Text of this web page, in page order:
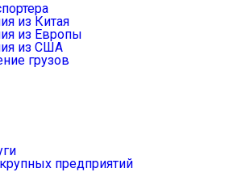
из Китая
из Европы
из США
грузов
предприятий